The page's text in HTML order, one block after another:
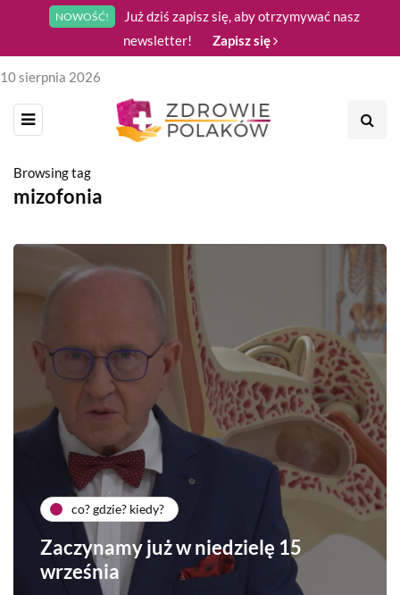
NOWOŚĆ!
Już dziś zapisz się, aby otrzymywać nasz
newsletter!
Zapisz się
10 sierpnia 2026
Browsing tag
mizofonia
co? gdzie? kiedy?
Zaczynamy już w niedzielę 15
września